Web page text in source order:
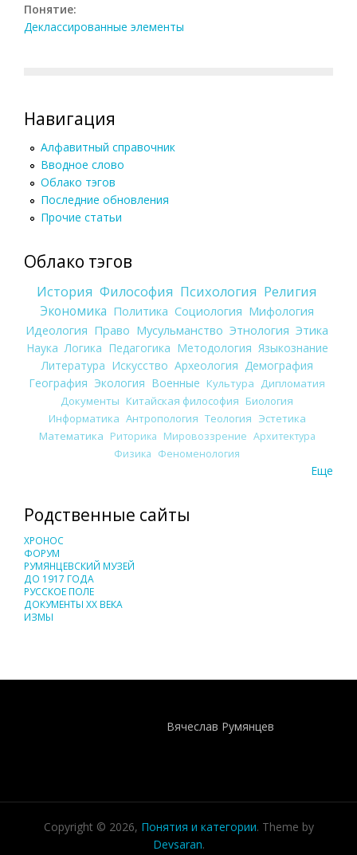
Понятие:
Деклассированные элементы
Навигация
Алфавитный справочник
Вводное слово
Облако тэгов
Последние обновления
Прочие статьи
Облако тэгов
История Философия Психология Религия
Экономика Политика Социология Мифология
Идеология Право Мусульманство Этнология Этика
Наука Логика Педагогика Методология Языкознание
Литература Искусство Археология Демография
География Экология Военные Культура
Дипломатия
Документы Китайская философия Биология
Информатика Антропология Теология Эстетика
Математика Риторика Мировоззрение Архитектура
Физика Феноменология
Еще
Родственные сайты
ХРОНОС
ФОРУМ
РУМЯНЦЕВСКИЙ МУЗЕЙ
ДО 1917 ГОДА
РУССКОЕ ПОЛЕ
ДОКУМЕНТЫ XX ВЕКА
ИЗМЫ
Вячеслав Румянцев
Copyright © 2026, Понятия и категории. Theme by
Devsaran.